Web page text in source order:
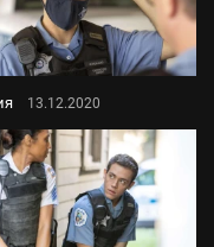
13.12.2020